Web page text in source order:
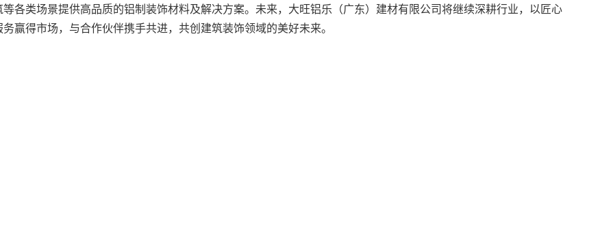
各类场景提供高品质的铝制装饰材料及解决方案。未来，大旺铝乐（广东）建材有限公司将继续深耕行业，以匠心
赢得市场，与合作伙伴携手共进，共创建筑装饰领域的美好未来。